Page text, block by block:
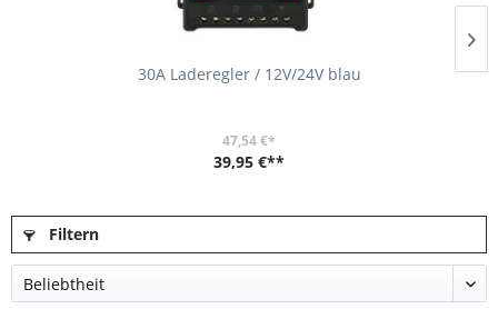
30A Laderegler / 12V/24V blau
47,54 €*
39,95 €**
Filtern